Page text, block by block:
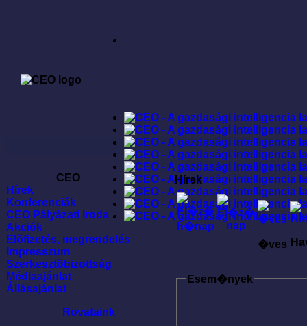
CEO
Hírek
Konferenciák
CEO Pályázati Iroda
Akciók
Elõfizetés, megrendelés
Impresszum
Szerkesztõbizottság
Médiaajánlat
Állásajánlat
Rovataink
Hírek
�ves
Esem�nyek